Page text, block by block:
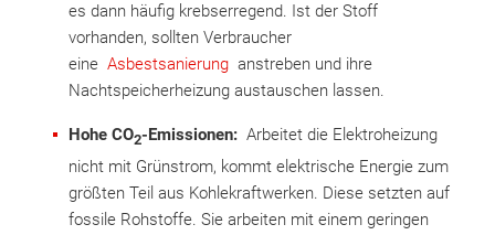
es dann häufig krebserregend. Ist der Stoff
vorhanden, sollten Verbraucher
eine Asbestsanierung anstreben und ihre
Nachtspeicherheizung austauschen lassen.
Hohe CO2-Emissionen: Arbeitet die Elektroheizung
nicht mit Grünstrom, kommt elektrische Energie zum
größten Teil aus Kohlekraftwerken. Diese setzten auf
fossile Rohstoffe. Sie arbeiten mit einem geringen